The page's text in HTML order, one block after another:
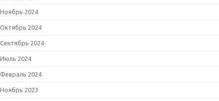
Ноябрь 2024
Октябрь 2024
Сентябрь 2024
Июль 2024
Февраль 2024
Ноябрь 2023